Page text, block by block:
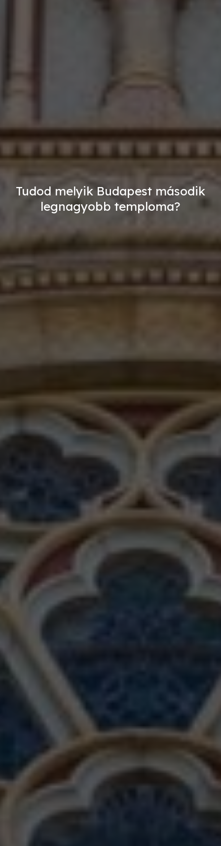
Tudod melyik Budapest második
legnagyobb temploma?